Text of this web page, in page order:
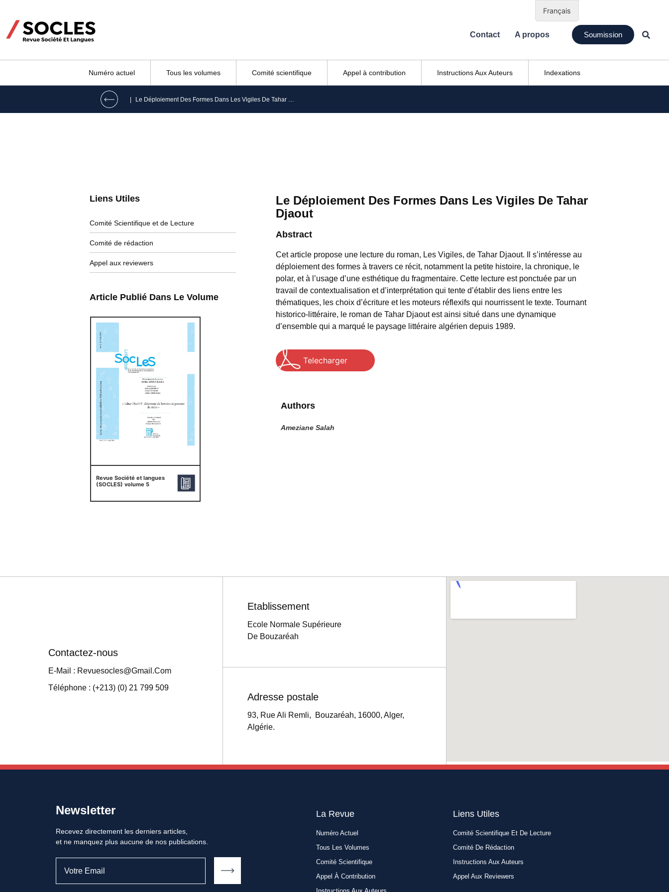
Contact A propos Soumission
Numéro actuel Tous les volumes Comité scientifique Appel à contribution Instructions Aux Auteurs Indexations
| Le Déploiement Des Formes Dans Les Vigiles De Tahar Djaout
Liens Utiles
Comité Scientifique et de Lecture
Comité de rédaction
Appel aux reviewers
Article Publié Dans Le Volume
Revue Société et langues
(SOCLES) volume 5
Le Déploiement Des Formes Dans Les Vigiles De Tahar
Djaout
Abstract
Cet article propose une lecture du roman, Les Vigiles, de Tahar Djaout. Il s’intéresse au
déploiement des formes à travers ce récit, notamment la petite histoire, la chronique, le
polar, et à l’usage d’une esthétique du fragmentaire. Cette lecture est ponctuée par un
travail de contextualisation et d’interprétation qui tente d’établir des liens entre les
thématiques, les choix d’écriture et les moteurs réflexifs qui nourrissent le texte. Tournant
historico-littéraire, le roman de Tahar Djaout est ainsi situé dans une dynamique
d’ensemble qui a marqué le paysage littéraire algérien depuis 1989.
Telecharger
Authors
Ameziane Salah
Contactez-nous
E-Mail : Revuesocles@gmail.com
Téléphone : (+213) (0) 21 799 509
Etablissement
Ecole Normale Supérieure
De Bouzaréah
Adresse postale
93, Rue Ali Remli, Bouzaréah, 16000, Alger,
Algérie.
Newsletter
Recevez directement les derniers articles,
et ne manquez plus aucune de nos publications.
La Revue
Numéro Actuel
Tous Les Volumes
Comité Scientifique
Appel À Contribution
Liens Utiles​
Comité Scientifique Et De Lecture
Comité De Rédaction
Instructions Aux Auteurs
Appel Aux Reviewers
Français